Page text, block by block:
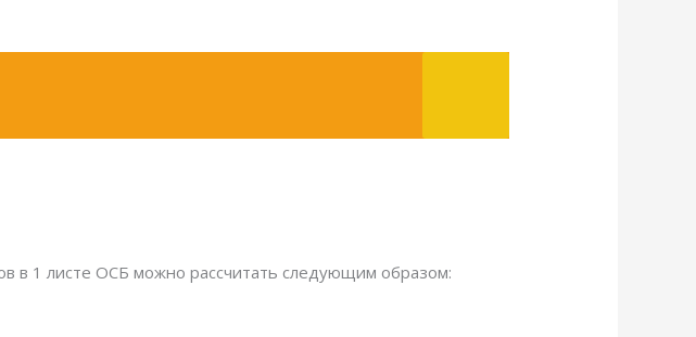
в 1 листе ОСБ можно рассчитать следующим образом: